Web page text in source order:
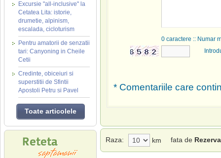
Excursie "all-inclusive" la
Cetatea Lita: istorie,
drumetie, alpinism,
escalada, cicloturism
Pentru amatorii de senzatii
tari: Canyoning in Cheile
Cetii
Credinte, obiceiuri si
superstitii de Sfintii
Apostoli Petru si Pavel
Toate articolele
0 caractere :: Numar
* Comentariile care
Raza: km fata de